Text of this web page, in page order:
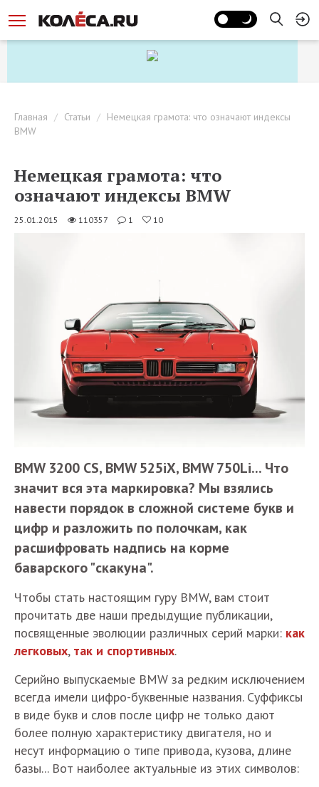
Главная Статьи
Немецкая грамота: что означают индексы
BMW
Немецкая грамота: что
означают индексы BMW
25.01.2015 110357 1 10
BMW 3200 CS, BMW 525iX, BMW 750Li... Что
значит вся эта маркировка? Мы взялись
навести порядок в сложной системе букв и
цифр и разложить по полочкам, как
расшифровать надпись на корме
баварского "скакуна".
Чтобы стать настоящим гуру BMW, вам стоит
прочитать две наши предыдущие публикации,
посвященные эволюции различных серий марки: как
легковых, так и спортивных.
Серийно выпускаемые BMW за редким исключением
всегда имели цифро-буквенные названия. Суффиксы
в виде букв и слов после цифр не только дают
более полную характеристику двигателя, но и
несут информацию о типе привода, кузова, длине
базы... Вот наиболее актуальные из этих символов: